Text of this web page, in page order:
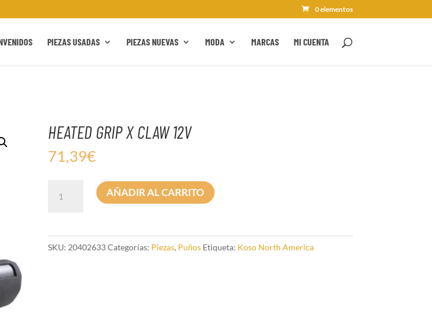
0 elementos
PIEZAS USADAS PIEZAS NUEVAS MODA MARCAS MI CUENTA
HEATED GRIP X CLAW 12V
71,39€
GRIP
12V
AÑADIR AL CARRITO
SKU: 20402633 Categorías: Piezas, Puños Etiqueta: Koso North America